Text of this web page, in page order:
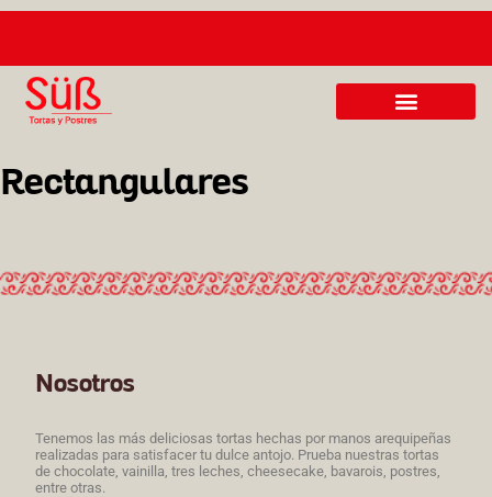
DE TORTAS
Rectangulares
Nosotros
Tenemos las más deliciosas tortas hechas por manos arequipeñas
realizadas para satisfacer tu dulce antojo. Prueba nuestras tortas
de chocolate, vainilla, tres leches, cheesecake, bavarois, postres,
entre otras.